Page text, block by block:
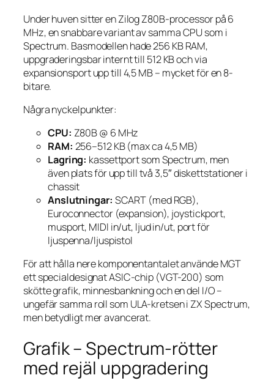
Under huven sitter en Zilog Z80B-processor på 6
MHz, en snabbare variant av samma CPU som i
Spectrum. Basmodellen hade 256 KB RAM,
uppgraderingsbar internt till 512 KB och via
expansionsport upp till 4,5 MB – mycket för en 8-
bitare.
Några nyckelpunkter:
CPU: Z80B @ 6 MHz
RAM: 256–512 KB (max ca 4,5 MB)
Lagring: kassettport som Spectrum, men
även plats för upp till två 3,5″ diskettstationer i
chassit
Anslutningar: SCART (med RGB),
Euroconnector (expansion), joystickport,
musport, MIDI in/ut, ljud in/ut, port för
ljuspenna/ljuspistol
För att hålla nere komponentantalet använde MGT
ett specialdesignat ASIC-chip (VGT-200) som
skötte grafik, minnesbankning och en del I/O –
ungefär samma roll som ULA-kretsen i ZX Spectrum,
men betydligt mer avancerat.
Grafik – Spectrum-rötter
med rejäl uppgradering